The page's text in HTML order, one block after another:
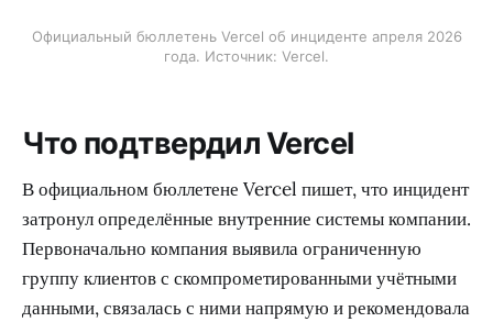
Официальный бюллетень Vercel об инциденте апреля 2026
года. Источник: Vercel.
Что подтвердил Vercel
В официальном бюллетене Vercel пишет, что инцидент
затронул определённые внутренние системы компании.
Первоначально компания выявила ограниченную
группу клиентов с скомпрометированными учётными
данными, связалась с ними напрямую и рекомендовала